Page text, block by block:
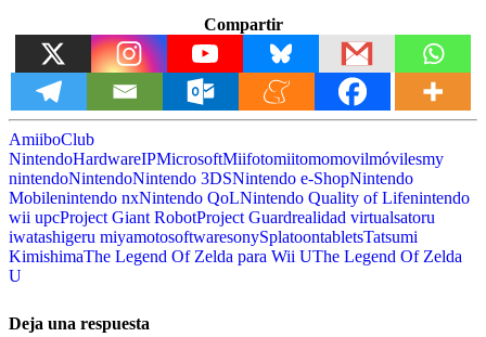
Compartir
AmiiboClub
NintendoHardwareIPMicrosoftMiifotomiitomomovilmóvilesmy
nintendoNintendoNintendo 3DSNintendo e-ShopNintendo
Mobilenintendo nxNintendo QoLNintendo Quality of Lifenintendo
wii upcProject Giant RobotProject Guardrealidad virtualsatoru
iwatashigeru miyamotosoftwaresonySplatoontabletsTatsumi
KimishimaThe Legend Of Zelda para Wii UThe Legend Of Zelda
U
Deja una respuesta